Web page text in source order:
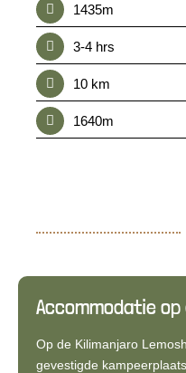
1435m
3-4 hrs
10 km
1640m
Accommodatie
Op de Kilimanjaro
gevestigde